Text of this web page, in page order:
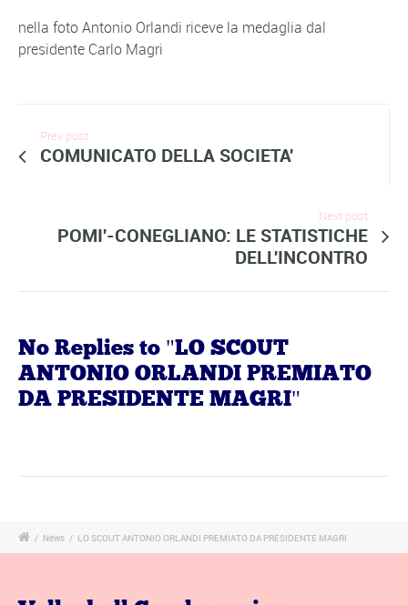
nella foto Antonio Orlandi riceve la medaglia dal
presidente Carlo Magri
Prev post
COMUNICATO DELLA SOCIETA'
Next post
POMI'-CONEGLIANO: LE STATISTICHE
DELL'INCONTRO
No Replies to "LO SCOUT
ANTONIO ORLANDI PREMIATO
DA PRESIDENTE MAGRI"
/ News / LO SCOUT ANTONIO ORLANDI PREMIATO DA PRESIDENTE MAGRI